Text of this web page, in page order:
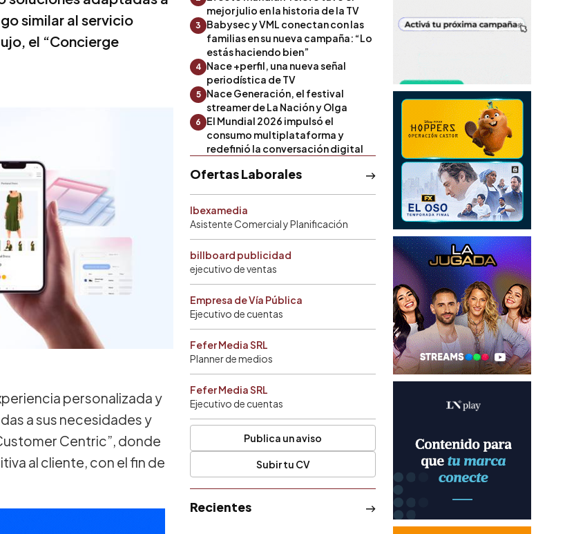
similar al servicio
el “Concierge
personalizada y
a sus necesidades y
Centric”, donde
al cliente, con el fin de
mejor julio en la historia de la TV
3
Babysec y VML conectan con las
familias en su nueva campaña: “Lo
estás haciendo bien”
4 Nace +perfil, una nueva señal
periodística de TV
5
Nace Generación, el festival
streamer de La Nación y Olga
6
El Mundial 2026 impulsó el
consumo multiplataforma y
redefinió la conversación digital
Ofertas Laborales
Ibexamedia
Asistente Comercial y Planificación
billboard publicidad
ejecutivo de ventas
Empresa de Vía Pública
Ejecutivo de cuentas
Fefer Media SRL
Planner de medios
Fefer Media SRL
Ejecutivo de cuentas
Publica un aviso
Subir tu CV
Recientes